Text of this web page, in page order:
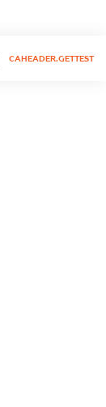
CAHEADER.GETTEST